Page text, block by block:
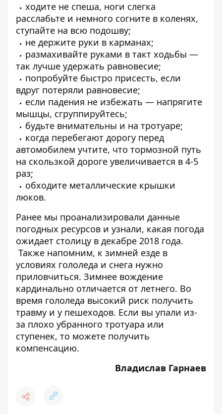
ходите не спеша, ноги слегка
расслабьте и немного согните в коленях,
ступайте на всю подошву;
не держите руки в карманах;
размахивайте руками в такт ходьбы —
так лучше удержать равновесие;
попробуйте быстро присесть, если
вдруг потеряли равновесие;
если падения не избежать — напрягите
мышцы, сгруппируйтесь;
будьте внимательны и на тротуаре;
когда перебегают дорогу перед
автомобилем учтите, что тормозной путь
на скользкой дороге увеличивается в 4-5
раз;
обходите металлические крышки
люков.
Ранее мы проанализировали данные
погодных ресурсов и узнали, какая погода
ожидает столицу в декабре 2018 года.
Также напомним, к зимней езде в
условиях гололеда и снега нужно
приловчиться. Зимнее вождение
кардинально отличается от летнего. Во
время гололеда высокий риск получить
травму и у пешеходов. Если вы упали из-
за плохо убранного тротуара или
ступенек, то можете получить
компенсацию.
Владислав Гарнаев